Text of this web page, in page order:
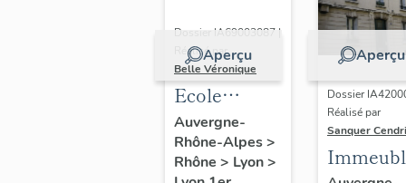
Aperçu
Dossier IA69003087 |
Réalisé par
Belle Véronique
Ecole
professionnelle
et
ménagère
Auvergne-
Rhône-Alpes>
Rhône > Lyon>
Aperçu
Dossier
Réalisé par
Sanquer